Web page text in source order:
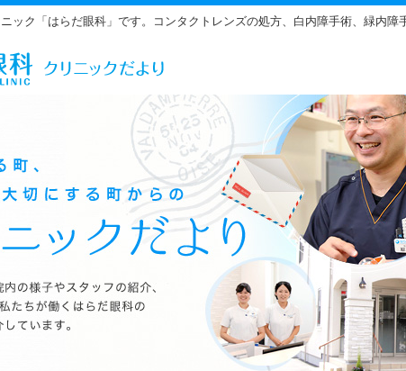
ック「はらだ眼科」です。コンタクトレンズの処方、白内障手術、緑内障